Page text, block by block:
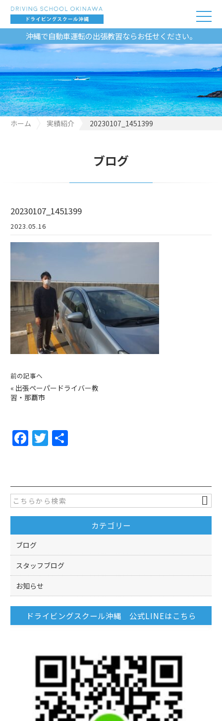
沖縄で自動車運転の出張教習ならお任せください。
ホーム 実績紹介 20230107_1451399
ブログ
20230107_1451399
2023.05.16
前の記事へ
« 出張ペーパードライバー教
習・那覇市
F
e
b
o
o
k
T
er
カテゴリー
ブログ
スタッフブログ
お知らせ
ドライビングスクール沖縄 公式LINEはこちら